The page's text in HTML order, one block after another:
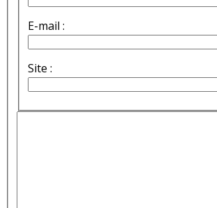
E-mail :
Site :